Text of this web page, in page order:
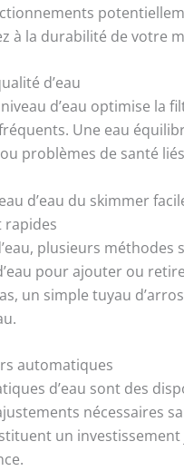
à la durabilité de votre
d’eau
d’eau optimise la
Une eau
problèmes de santé
d’eau du skimmer
rapides
plusieurs
pour ajouter ou
un simple tuyau
automatiques
d’eau sont des
nécessaires
un